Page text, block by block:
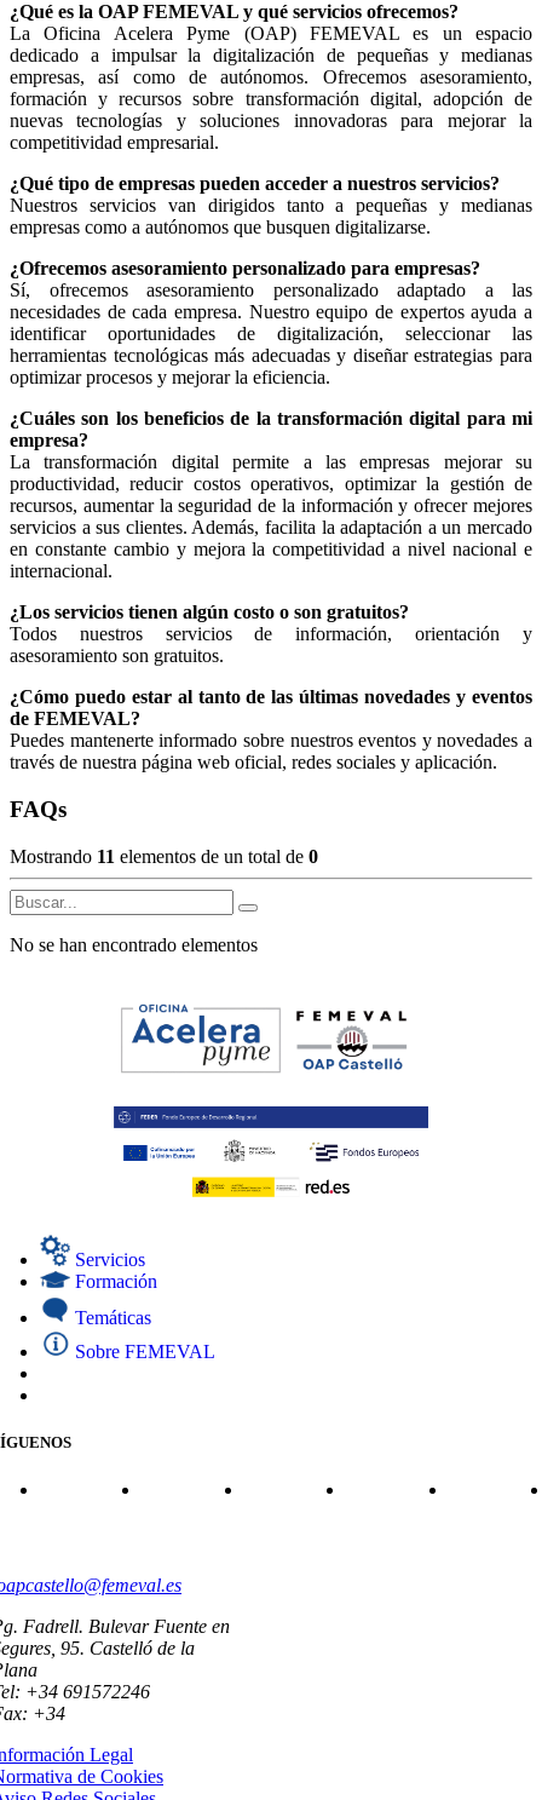
¿Qué es la OAP FEMEVAL y qué servicios ofrecemos?
La Oficina Acelera Pyme (OAP) FEMEVAL es un espacio
dedicado a impulsar la digitalización de pequeñas y medianas
empresas, así como de autónomos. Ofrecemos asesoramiento,
formación y recursos sobre transformación digital, adopción de
nuevas tecnologías y soluciones innovadoras para mejorar la
competitividad empresarial.
¿Qué tipo de empresas pueden acceder a nuestros servicios?
Nuestros servicios van dirigidos tanto a pequeñas y medianas
empresas como a autónomos que busquen digitalizarse.
¿Ofrecemos asesoramiento personalizado para empresas?
Sí, ofrecemos asesoramiento personalizado adaptado a las
necesidades de cada empresa. Nuestro equipo de expertos ayuda a
identificar oportunidades de digitalización, seleccionar las
herramientas tecnológicas más adecuadas y diseñar estrategias para
optimizar procesos y mejorar la eficiencia.
¿Cuáles son los beneficios de la transformación digital para mi
empresa?
La transformación digital permite a las empresas mejorar su
productividad, reducir costos operativos, optimizar la gestión de
recursos, aumentar la seguridad de la información y ofrecer mejores
servicios a sus clientes. Además, facilita la adaptación a un mercado
en constante cambio y mejora la competitividad a nivel nacional e
internacional.
¿Los servicios tienen algún costo o son gratuitos?
Todos nuestros servicios de información, orientación y
asesoramiento son gratuitos.
¿Cómo puedo estar al tanto de las últimas novedades y eventos
de FEMEVAL?
Puedes mantenerte informado sobre nuestros eventos y novedades a
través de nuestra página web oficial, redes sociales y aplicación.
FAQs
Mostrando 11 elementos de un total de 0
No se han encontrado elementos
Servicios
Formación
Temáticas
Sobre FEMEVAL
Fadrell. Bulevar Fuente en
95. Castelló de la
+34 691572246
+34
Legal
de Cookies